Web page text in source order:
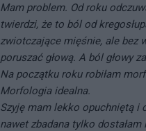
Mam problem. Od roku
twierdzi, że to ból od
zwiotczające mięśnie, ale bez
poruszać głową. A ból głowy
Na początku roku robiłam
Morfologia idealna.
Szyję mam lekko opuchniętą i
nawet zbadana tylko